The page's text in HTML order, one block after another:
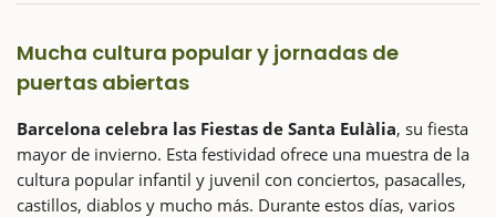
Mucha cultura popular y jornadas de
puertas abiertas
Barcelona celebra las Fiestas de Santa Eulàlia, su fiesta
mayor de invierno. Esta festividad ofrece una muestra de la
cultura popular infantil y juvenil con conciertos, pasacalles,
castillos, diablos y mucho más. Durante estos días, varios